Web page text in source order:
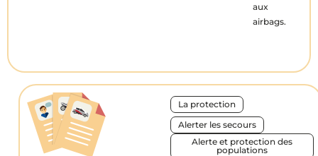
aux
airbags.
La protection
Alerter les secours
Alerte et protection des
populations